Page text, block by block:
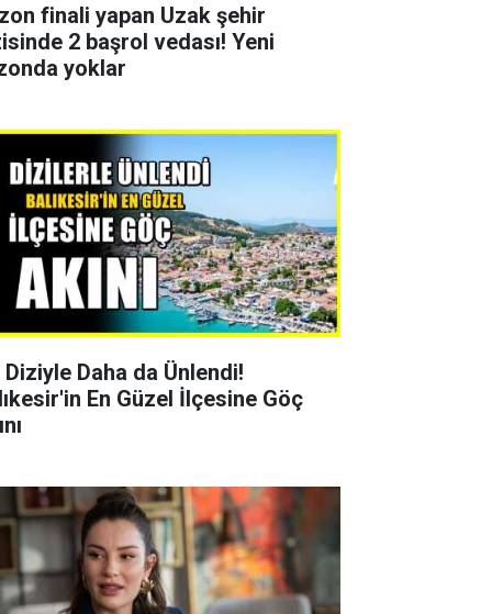
finali yapan Uzak şehir
2 başrol vedası! Yeni
yoklar
Daha da Ünlendi!
En Güzel İlçesine Göç